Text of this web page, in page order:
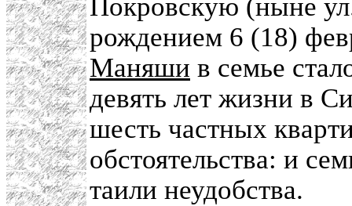
Покровскую (ныне
рождением 6 (18)
Маняши в семье
девять лет жизни в
шесть частных
обстоятельства: и
таили неудобства.